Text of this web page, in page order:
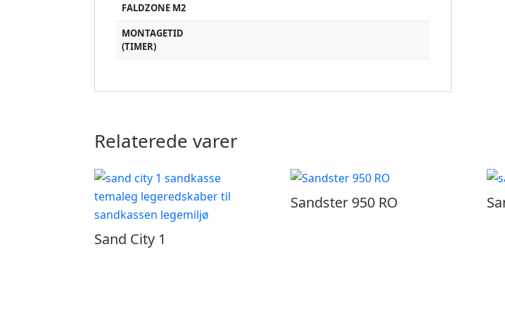
FALDZONE M2
MONTAGETID
(TIMER)
Relaterede varer
Sand City 1
Sandster 950 RO